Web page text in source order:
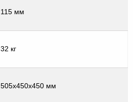
115 мм
32 кг
505х450x450 мм